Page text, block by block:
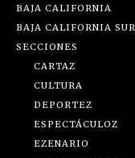
BAJA CALIFORNIA
BAJA CALIFORNIA SUR
SECCIONES
CARTAZ
CULTURA
DEPORTEZ
ESPECTÁCULOZ
EZENARIO